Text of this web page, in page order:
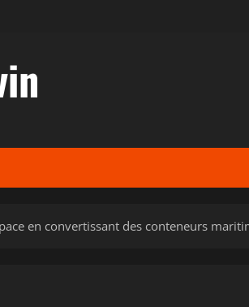
en convertissant des conteneurs